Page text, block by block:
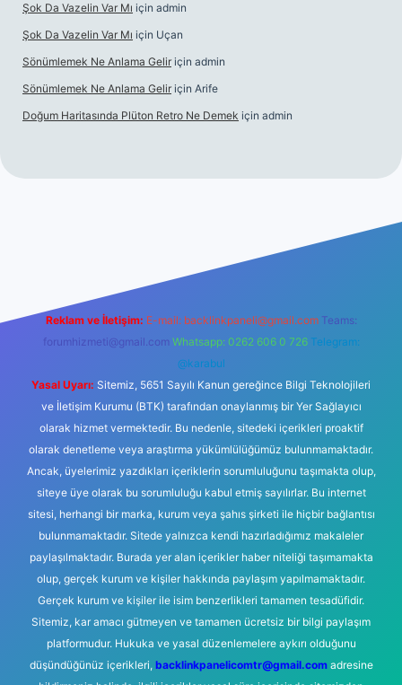
Şok Da Vazelin Var Mı için admin
Şok Da Vazelin Var Mı için Uçan
Sönümlemek Ne Anlama Gelir için admin
Sönümlemek Ne Anlama Gelir için Arife
Doğum Haritasında Plüton Retro Ne Demek için admin
Reklam ve İletişim: E-mail: backlinkpaneli@gmail.com Teams:
forumhizmeti@gmail.com Whatsapp: 0262 606 0 726 Telegram:
@karabul
Yasal Uyarı: Sitemiz, 5651 Sayılı Kanun gereğince Bilgi Teknolojileri
ve İletişim Kurumu (BTK) tarafından onaylanmış bir Yer Sağlayıcı
olarak hizmet vermektedir. Bu nedenle, sitedeki içerikleri proaktif
olarak denetleme veya araştırma yükümlülüğümüz bulunmamaktadır.
Ancak, üyelerimiz yazdıkları içeriklerin sorumluluğunu taşımakta olup,
siteye üye olarak bu sorumluluğu kabul etmiş sayılırlar. Bu internet
sitesi, herhangi bir marka, kurum veya şahıs şirketi ile hiçbir bağlantısı
bulunmamaktadır. Sitede yalnızca kendi hazırladığımız makaleler
paylaşılmaktadır. Burada yer alan içerikler haber niteliği taşımamakta
olup, gerçek kurum ve kişiler hakkında paylaşım yapılmamaktadır.
Gerçek kurum ve kişiler ile isim benzerlikleri tamamen tesadüfidir.
Sitemiz, kar amacı gütmeyen ve tamamen ücretsiz bir bilgi paylaşım
platformudur. Hukuka ve yasal düzenlemelere aykırı olduğunu
düşündüğünüz içerikleri, backlinkpanelicomtr@gmail.comadresine